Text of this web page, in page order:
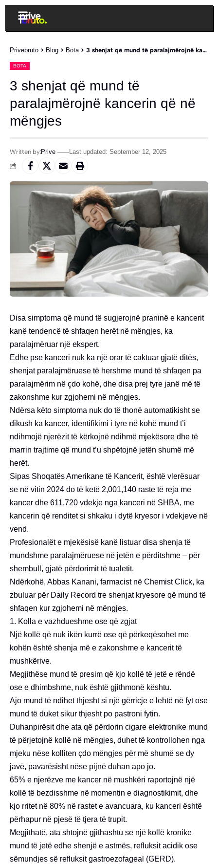
Privebruto > Blog > Bota> 3 shenjat që mund të paralajmërojnë kancerin që në mëngjes
BOTA
3 shenjat që mund të
paralajmërojnë kancerin që në
mëngjes
Written by:Prive Last updated: September 12, 2025
Disa simptoma që mund të sugjerojnë praninë e kancerit
kanë tendencë të shfaqen herët në mëngjes, ka
paralajmëruar një ekspert.
Edhe pse kanceri nuk ka një orar të caktuar gjatë ditës,
shenjat paralajmëruese të hershme mund të shfaqen pa
paralajmërim në çdo kohë, dhe disa prej tyre janë më të
zakonshme kur zgjohemi në mëngjes.
Ndërsa këto simptoma nuk do të thonë automatikisht se
dikush ka kancer, identifikimi i tyre në kohë mund t’i
ndihmojë njerëzit të kërkojnë ndihmë mjekësore dhe të
marrin trajtime që mund t’u shpëtojnë jetën shumë më
herët.
Sipas Shoqatës Amerikane të Kancerit, është vlerësuar
se në vitin 2024 do të ketë 2,001,140 raste të reja me
kancer dhe 611,720 vdekje nga kanceri në SHBA, me
kancerin që renditet si shkaku i dytë kryesor i vdekjeve në
vend.
Profesionalët e mjekësisë kanë listuar disa shenja të
mundshme paralajmëruese në jetën e përditshme – për
shembull, gjatë përdorimit të tualetit.
Ndërkohë, Abbas Kanani, farmacist në Chemist Click, ka
zbuluar për Daily Record tre shenjat kryesore që mund të
shfaqen kur zgjohemi në mëngjes.
1. Kolla e vazhdueshme ose që zgjat
Një kollë që nuk ikën kurrë ose që përkeqësohet me
kohën është shenja më e zakonshme e kancerit të
mushkërive.
Megjithëse mund të presim që kjo kollë të jetë e rëndë
ose e dhimbshme, nuk është gjithmonë kështu.
Ajo mund të ndihet thjesht si një gërricje e lehtë në fyt ose
mund të duket sikur thjesht po pastroni fytin.
Duhanpirësit dhe ata që përdorin cigare elektronike mund
të përjetojnë kollë në mëngjes, duhet të kontrollohen nga
mjeku nëse kolliten çdo mëngjes për më shumë se dy
javë, pavarësisht nëse pijnë duhan apo jo.
65% e njerëzve me kancer në mushkëri raportojnë një
kollë të bezdisshme në momentin e diagnostikimit, dhe
kjo rritet në 80% në rastet e avancuara, ku kanceri është
përhapur në pjesë të tjera të trupit.
Megjithatë, ata shtojnë gjithashtu se një kollë kronike
mund të jetë edhe shenjë e astmës, refluksit acidik ose
sëmundjes së refluksit gastroezofageal (GERD).